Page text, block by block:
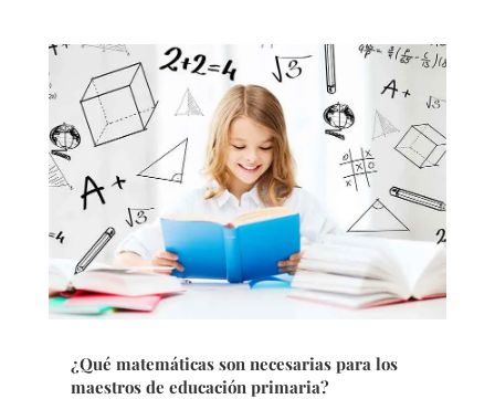
¿Qué matemáticas son necesarias para los
maestros de educación primaria?